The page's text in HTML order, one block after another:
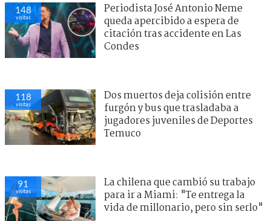
148
visitas
Periodista José Antonio Neme
queda apercibido a espera de
citación tras accidente en Las
Condes
118
visitas
Dos muertos deja colisión entre
furgón y bus que trasladaba a
jugadores juveniles de Deportes
Temuco
91
visitas
La chilena que cambió su trabajo
para ir a Miami: "Te entrega la
vida de millonario, pero sin serlo"